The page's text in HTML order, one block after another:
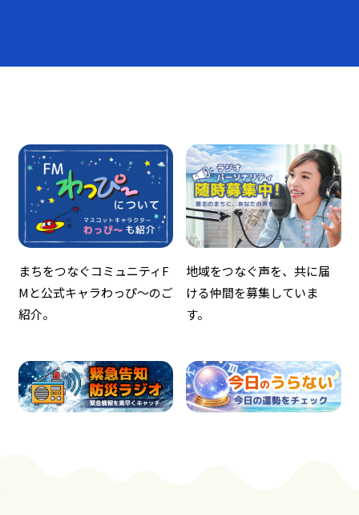
まちをつなぐコミュニティF
Mと公式キャラわっぴ～のご
紹介。
地域をつなぐ声を、共に届
ける仲間を募集していま
す。